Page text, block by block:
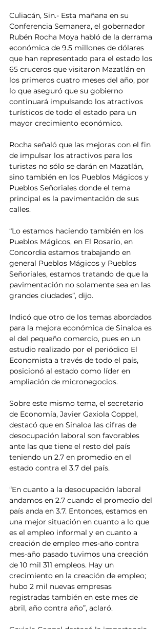
Culiacán, Sin.- Esta mañana en su
Conferencia Semanera, el gobernador
Rubén Rocha Moya habló de la derrama
económica de 9.5 millones de dólares
que han representado para el estado los
65 cruceros que visitaron Mazatlán en
los primeros cuatro meses del año, por
lo que aseguró que su gobierno
continuará impulsando los atractivos
turísticos de todo el estado para un
mayor crecimiento económico.
Rocha señaló que las mejoras con el fin
de impulsar los atractivos para los
turistas no sólo se darán en Mazatlán,
sino también en los Pueblos Mágicos y
Pueblos Señoriales donde el tema
principal es la pavimentación de sus
calles.
“Lo estamos haciendo también en los
Pueblos Mágicos, en El Rosario, en
Concordia estamos trabajando en
general Pueblos Mágicos y Pueblos
Señoriales, estamos tratando de que la
pavimentación no solamente sea en las
grandes ciudades”, dijo.
Indicó que otro de los temas abordados
para la mejora económica de Sinaloa es
el del pequeño comercio, pues en un
estudio realizado por el periódico El
Economista a través de todo el país,
posicionó al estado como líder en
ampliación de micronegocios.
Sobre este mismo tema, el secretario
de Economía, Javier Gaxiola Coppel,
destacó que en Sinaloa las cifras de
desocupación laboral son favorables
ante las que tiene el resto del país
teniendo un 2.7 en promedio en el
estado contra el 3.7 del país.
“En cuanto a la desocupación laboral
andamos en 2.7 cuando el promedio del
país anda en 3.7. Entonces, estamos en
una mejor situación en cuanto a lo que
es el empleo informal y en cuanto a
creación de empleo mes-año contra
mes-año pasado tuvimos una creación
de 10 mil 311 empleos. Hay un
crecimiento en la creación de empleo;
hubo 2 mil nuevas empresas
registradas también en este mes de
abril, año contra año”, aclaró.